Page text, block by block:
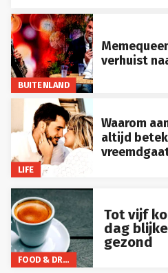
BUITENLAND
verhuist
LIFE
Waarom
altijd
FOOD & DRINKS
Tot vijf
dag
gezond